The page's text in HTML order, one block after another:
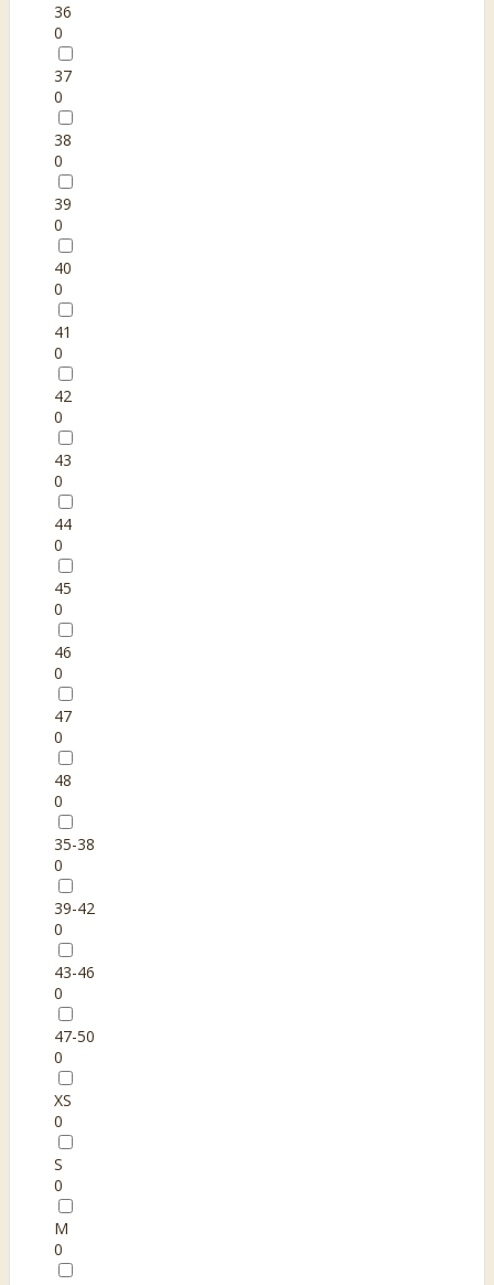
36
0
37
0
38
0
39
0
40
0
41
0
42
0
43
0
44
0
45
0
46
0
47
0
48
0
35-38
0
39-42
0
43-46
0
47-50
0
XS
0
S
0
M
0